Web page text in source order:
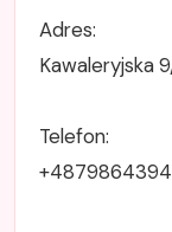
Adres:
Kawaleryjska
Telefon: